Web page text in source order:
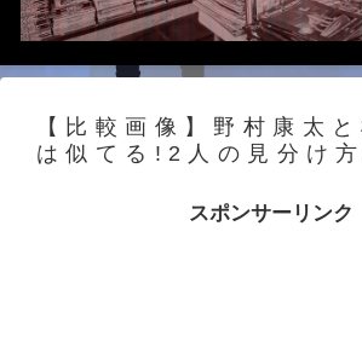
【比較画像】野村康太
は似てる!2人の見分け方
スポンサーリンク